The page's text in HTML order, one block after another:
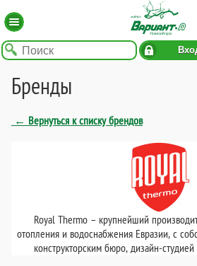
Бренды
← Вернуться к списку брендов
Royal Thermo – крупнейший
отопления и водоснабжения Евразии, с
конструкторским бюро, дизайн-